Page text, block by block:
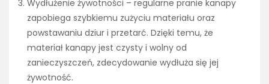
Wydłużenie żywotności – regularne pranie kanapy
zapobiega szybkiemu zużyciu materiału oraz
powstawaniu dziur i przetarć. Dzięki temu, że
materiał kanapy jest czysty i wolny od
zanieczyszczeń, zdecydowanie wydłuża się jej
żywotność.